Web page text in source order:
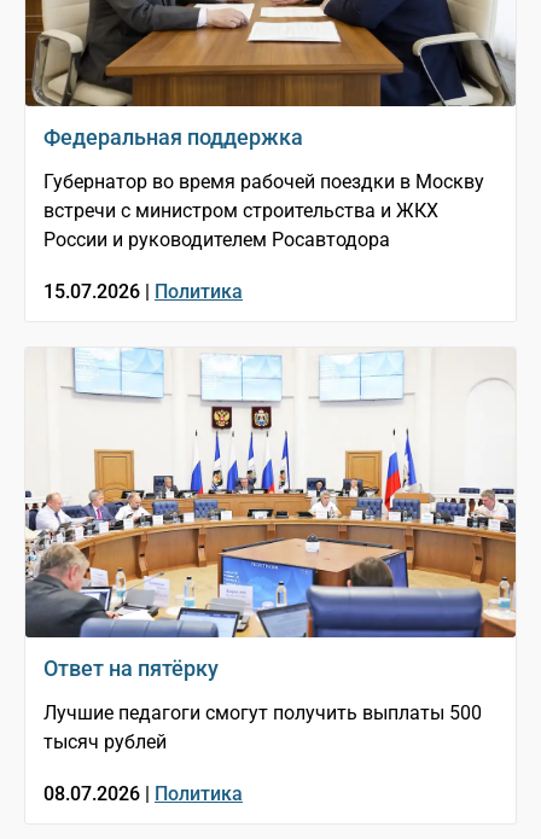
Федеральная поддержка
Губернатор во время рабочей поездки в Москву
встречи с министром строительства и ЖКХ
России и руководителем Росавтодора
15.07.2026 | Политика
Ответ на пятёрку
Лучшие педагоги смогут получить выплаты 500
тысяч рублей
08.07.2026 | Политика